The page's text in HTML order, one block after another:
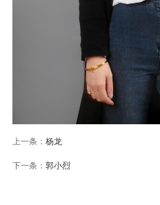
上一条： 杨龙
下一条： 郭小烈